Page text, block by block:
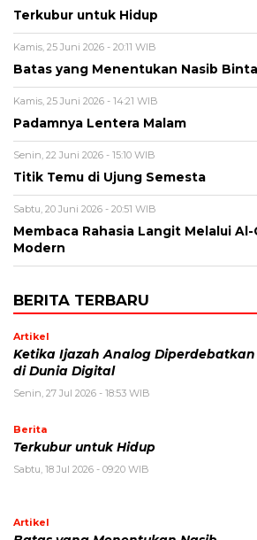
Terkubur untuk Hidup
Kamis, 25 Juni 2026 - 20:11 WIB
Batas yang Menentukan Nasib
Kamis, 25 Juni 2026 - 14:21 WIB
Padamnya Lentera Malam
Senin, 22 Juni 2026 - 15:10 WIB
Titik Temu di Ujung Semesta
Sabtu, 20 Juni 2026 - 20:51 WIB
Membaca Rahasia Langit Melalui Al-
Modern
BERITA TERBARU
Artikel
Ketika Ijazah Analog Diperdebatkan
di Dunia Digital
Senin, 27 Jul 2026 - 18:53 WIB
Berita
Terkubur untuk Hidup
Sabtu, 18 Jul 2026 - 09:20 WIB
Artikel